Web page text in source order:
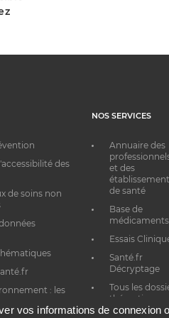
des
de soins non
: les
NOS SERVICES
Annuaire des
et des
de santé
Base de
médicaments
Essais
Santé.fr
Décryptage
Tous les
thématiques
vos informations de connexion